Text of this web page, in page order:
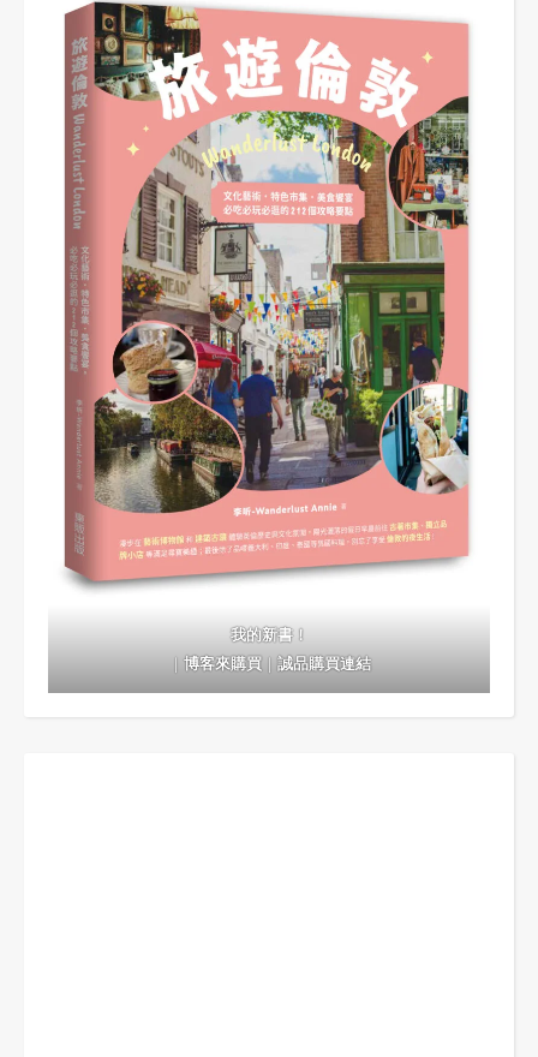
我的新書！
｜博客來購買｜誠品購買連結